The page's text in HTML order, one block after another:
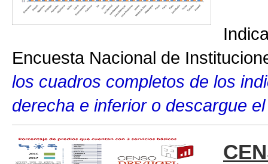
Encuesta Nacional de
los cuadros completos de los
derecha e inferior o descargue